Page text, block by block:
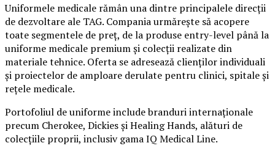
Uniformele medicale rămân una dintre principalele direcții
de dezvoltare ale TAG. Compania urmărește să acopere
toate segmentele de preț, de la produse entry-level până la
uniforme medicale premium și colecții realizate din
materiale tehnice. Oferta se adresează clienților individuali
și proiectelor de amploare derulate pentru clinici, spitale și
rețele medicale.
Portofoliul de uniforme include branduri internaționale
precum Cherokee, Dickies și Healing Hands, alături de
colecțiile proprii, inclusiv gama IQ Medical Line.